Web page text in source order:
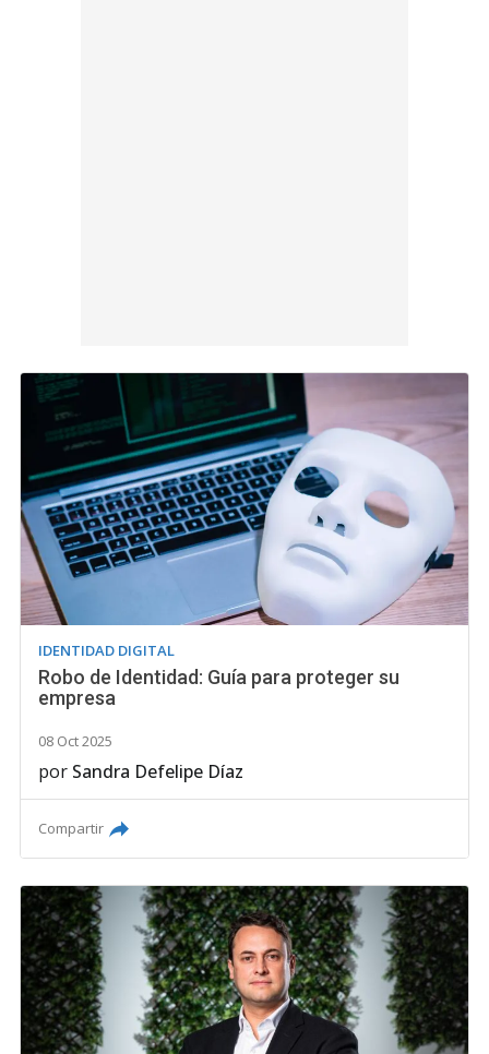
IDENTIDAD DIGITAL
Robo de Identidad: Guía para proteger su
empresa
08 Oct 2025
por Sandra Defelipe Díaz
Compartir